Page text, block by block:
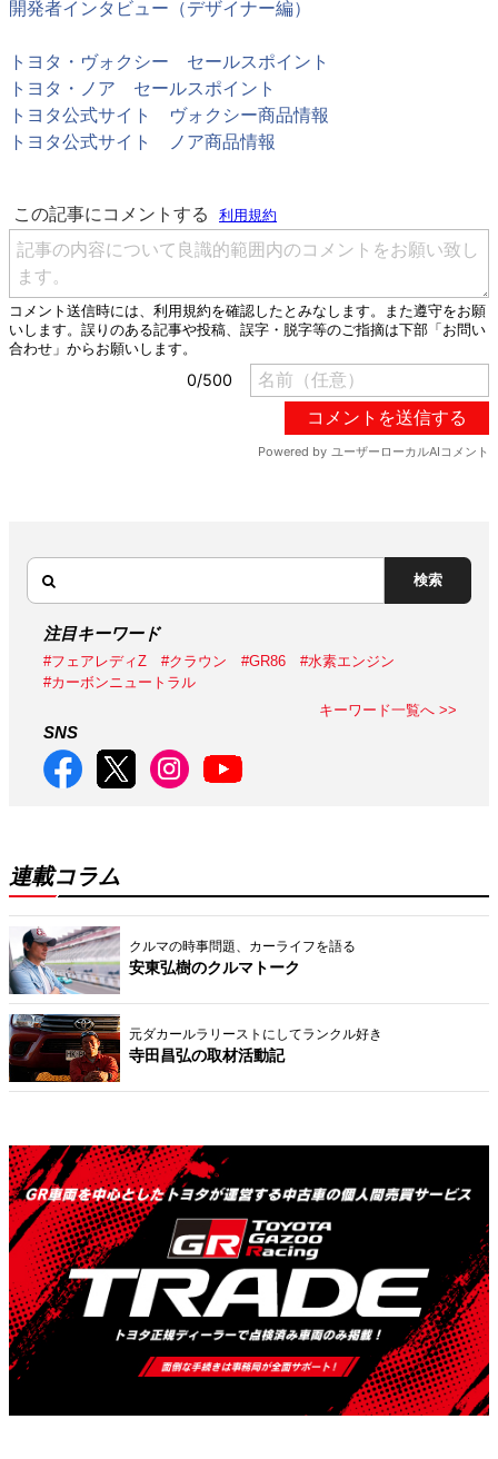
開発者インタビュー（デザイナー編）
トヨタ・ヴォクシー セールスポイント
トヨタ・ノア セールスポイント
トヨタ公式サイト ヴォクシー商品情報
トヨタ公式サイト ノア商品情報
検索
注目キーワード
#フェアレディZ #クラウン #GR86
#水素エンジン
#カーボンニュートラル
キーワード一覧へ >>
SNS
連載コラム
クルマの時事問題、カーライフを語る
安東弘樹のクルマトーク
元ダカールラリーストにしてランクル好き
寺田昌弘の取材活動記